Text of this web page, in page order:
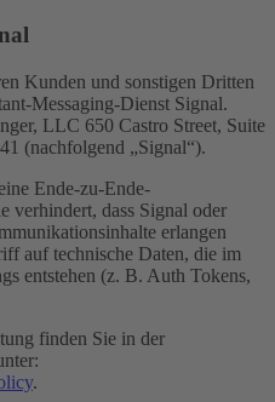
Kunden und sonstigen Dritten
Messaging-Dienst Signal.
LLC 650 Castro Street, Suite
(nachfolgend „Signal“).
Ende-zu-Ende-
verhindert, dass Signal oder
erlangen
auf technische Daten, die im
entstehen (z. B. Auth Tokens,
finden Sie in der
.